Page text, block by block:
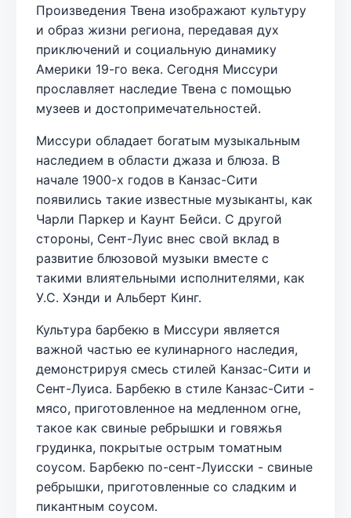
Произведения Твена изображают культуру
и образ жизни региона, передавая дух
приключений и социальную динамику
Америки 19-го века. Сегодня Миссури
прославляет наследие Твена с помощью
музеев и достопримечательностей.
Миссури обладает богатым музыкальным
наследием в области джаза и блюза. В
начале 1900-х годов в Канзас-Сити
появились такие известные музыканты, как
Чарли Паркер и Каунт Бейси. С другой
стороны, Сент-Луис внес свой вклад в
развитие блюзовой музыки вместе с
такими влиятельными исполнителями, как
У.С. Хэнди и Альберт Кинг.
Культура барбекю в Миссури является
важной частью ее кулинарного наследия,
демонстрируя смесь стилей Канзас-Сити и
Сент-Луиса. Барбекю в стиле Канзас-Сити -
мясо, приготовленное на медленном огне,
такое как свиные ребрышки и говяжья
грудинка, покрытые острым томатным
соусом. Барбекю по-сент-Луисски - свиные
ребрышки, приготовленные со сладким и
пикантным соусом.